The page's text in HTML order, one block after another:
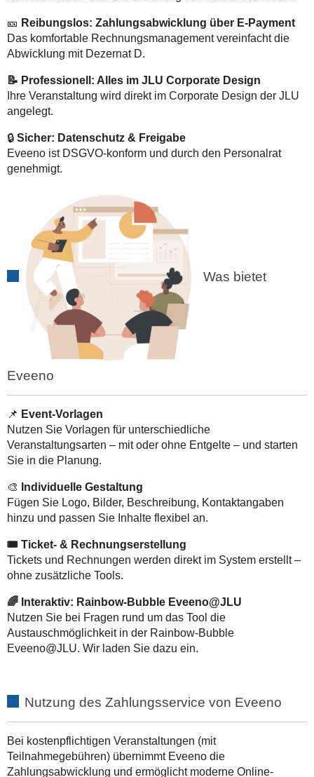
🎫 Reibungslos: Zahlungsabwicklung über E-Payment
Das komfortable Rechnungsmanagement vereinfacht die
Abwicklung mit Dezernat D.
📝 Professionell: Alles im JLU Corporate Design
Ihre Veranstaltung wird direkt im Corporate Design der JLU
angelegt.
🔒 Sicher: Datenschutz & Freigabe
Eveeno ist DSGVO-konform und durch den Personalrat
genehmigt.
Was bietet
Eveeno
📌 Event-Vorlagen
Nutzen Sie Vorlagen für unterschiedliche
Veranstaltungsarten – mit oder ohne Entgelte – und starten
Sie in die Planung.
🎨
Individuelle Gestaltung
Fügen Sie Logo, Bilder, Beschreibung, Kontaktangaben
hinzu und passen Sie Inhalte flexibel an.
🎟️ Ticket- & Rechnungserstellung
Tickets und Rechnungen werden direkt im System erstellt –
ohne zusätzliche Tools.
🌈 Interaktiv: Rainbow-Bubble Eveeno@JLU
Nutzen Sie bei Fragen rund um das Tool die
Austauschmöglichkeit in der Rainbow-Bubble
Eveeno@JLU. Wir laden Sie dazu ein.
Nutzung des Zahlungsservice von Eveeno
Bei kostenpflichtigen Veranstaltungen (mit
Teilnahmegebühren) übernimmt Eveeno die
Zahlungsabwicklung und ermöglicht moderne Online-